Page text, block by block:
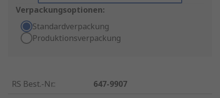
Verpackungsoptionen:
Standardverpackung
Produktionsverpackung
RS Best.-Nr.:
647-9907